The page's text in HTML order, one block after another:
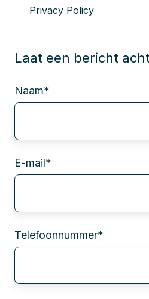
Privacy Policy
Laat een bericht
Naam*
E-mail*
Telefoonnummer*